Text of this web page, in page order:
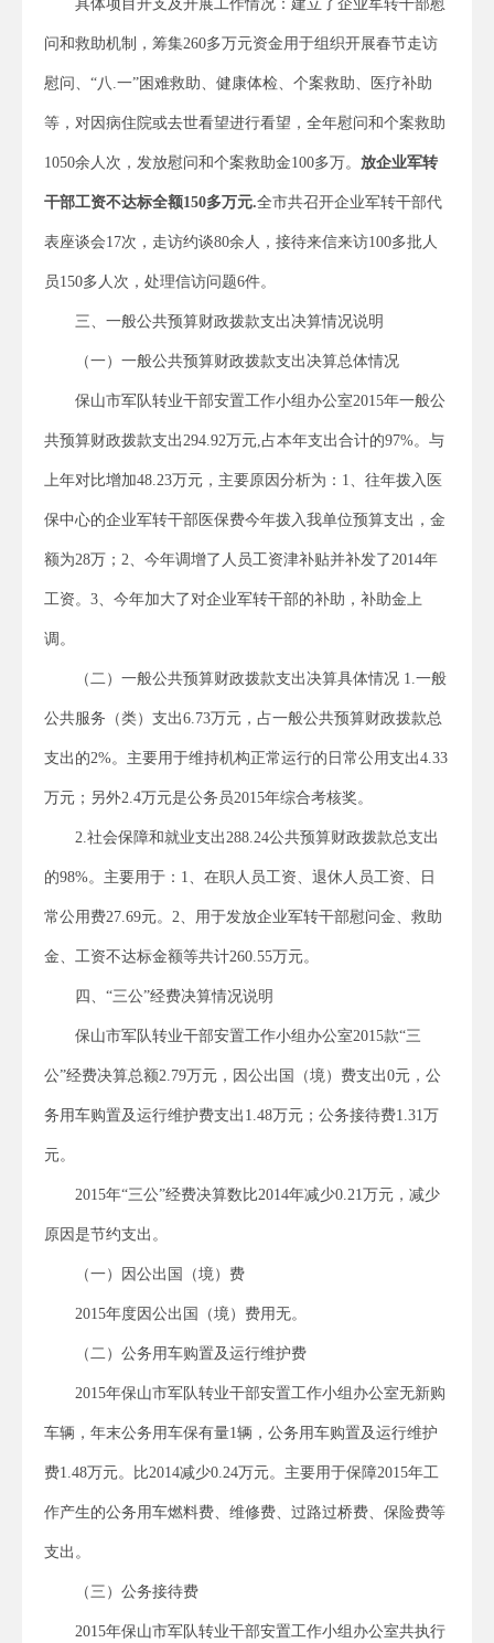
具体项目开支及开展工作情况：建立了企业军转干部慰
问和救助机制，筹集260多万元资金用于组织开展春节走访
慰问、“八.一”困难救助、健康体检、个案救助、医疗补助
等，对因病住院或去世看望进行看望，全年慰问和个案救助
1050余人次，发放慰问和个案救助金100多万。 放企业军转
干部工资不达标全额150多万元.全市共召开企业军转干部代
表座谈会17次，走访约谈80余人，接待来信来访100多批人
员150多人次，处理信访问题6件。
三、一般公共预算财政拨款支出决算情况说明
（一）一般公共预算财政拨款支出决算总体情况
保山市军队转业干部安置工作小组办公室2015年一般公
共预算财政拨款支出294.92万元,占本年支出合计的97%。与
上年对比增加48.23万元，主要原因分析为：1、往年拨入医
保中心的企业军转干部医保费今年拨入我单位预算支出，金
额为28万；2、今年调增了人员工资津补贴并补发了2014年
工资。3、今年加大了对企业军转干部的补助，补助金上
调。
（二）一般公共预算财政拨款支出决算具体情况 1.一般
公共服务（类）支出6.73万元，占一般公共预算财政拨款总
支出的2%。主要用于维持机构正常运行的日常公用支出4.33
万元；另外2.4万元是公务员2015年综合考核奖。
2.社会保障和就业支出288.24公共预算财政拨款总支出
的98%。主要用于：1、在职人员工资、退休人员工资、日
常公用费27.69元。2、用于发放企业军转干部慰问金、救助
金、工资不达标金额等共计260.55万元。
四、“三公”经费决算情况说明
保山市军队转业干部安置工作小组办公室2015款“三
公”经费决算总额2.79万元，因公出国（境）费支出0元，公
务用车购置及运行维护费支出1.48万元；公务接待费1.31万
元。
2015年“三公”经费决算数比2014年减少0.21万元，减少
原因是节约支出。
（一）因公出国（境）费
2015年度因公出国（境）费用无。
（二）公务用车购置及运行维护费
2015年保山市军队转业干部安置工作小组办公室无新购
车辆，年末公务用车保有量1辆，公务用车购置及运行维护
费1.48万元。比2014减少0.24万元。主要用于保障2015年工
作产生的公务用车燃料费、维修费、过路过桥费、保险费等
支出。
（三）公务接待费
2015年保山市军队转业干部安置工作小组办公室共执行